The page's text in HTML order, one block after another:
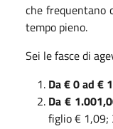
che frequentano
tempo pieno.
Sei le fasce di
Da € 0 ad €
Da €
figlio € 1,09;